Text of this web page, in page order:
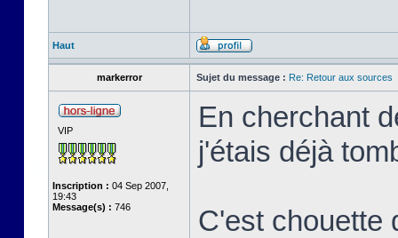
Haut
markerror Sujet du message : Re: Retour aux sources
VIP
Inscription : 04 Sep 2007,
19:43
Message(s) : 746
En cherchant
j'étais déjà
C'est chouette